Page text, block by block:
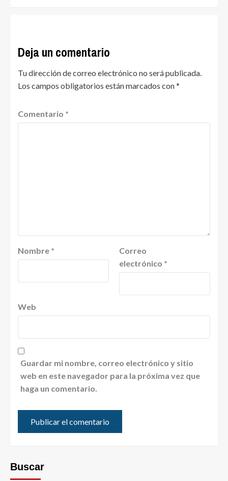
Deja un comentario
Tu dirección de correo electrónico no será publicada.
Los campos obligatorios están marcados con*
Comentario *
Nombre *
Correo
electrónico *
Web
Guardar mi nombre, correo electrónico y sitio
web en este navegador para la próxima vez que
haga un comentario.
Buscar